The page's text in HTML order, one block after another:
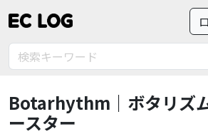
Botarhythm｜ボタリズ
ースター